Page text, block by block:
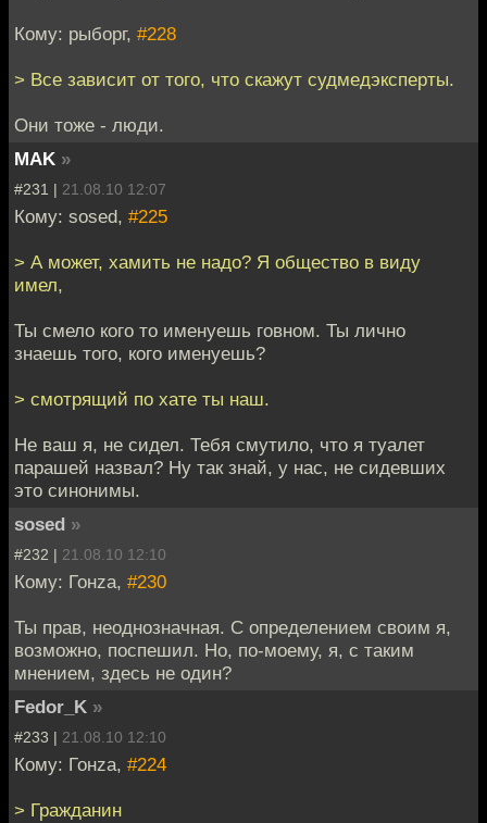
Кому: рыборг, #228
> Все зависит от того, что скажут судмедэксперты.
Они тоже - люди.
MAK »
#231 | 21.08.10 12:07
Кому: sosed, #225
> А может, хамить не надо? Я общество в виду
имел,
Ты смело кого то именуешь говном. Ты лично
знаешь того, кого именуешь?
> смотрящий по хате ты наш.
Не ваш я, не сидел. Тебя смутило, что я туалет
парашей назвал? Ну так знай, у нас, не сидевших
это синонимы.
sosed »
#232 | 21.08.10 12:10
Кому: Гонzа, #230
Ты прав, неоднозначная. С определением своим я,
возможно, поспешил. Но, по-моему, я, с таким
мнением, здесь не один?
Fedor_K »
#233 | 21.08.10 12:10
Кому: Гонzа, #224
> Гражданин